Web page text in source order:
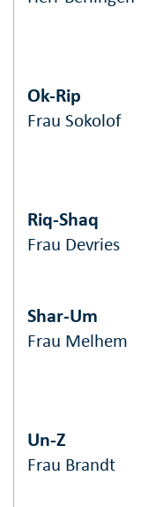
Ok-Rip
Frau Sokolof
Riq-Shaq
Frau Devries
Shar-Um
Frau Melhem
Un-Z
Frau Brandt